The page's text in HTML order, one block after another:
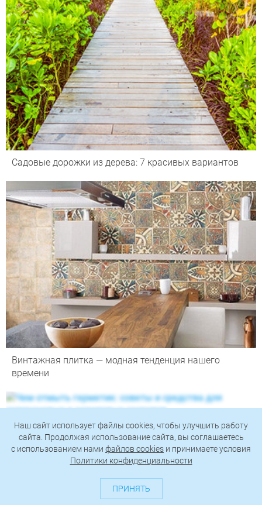
Садовые дорожки из дерева: 7 красивых вариантов
Винтажная плитка — модная тенденция нашего
времени
Чем отмыть герметик: советы и средства для
силиконовых и акриловых составов
Как стирать велюровые вещи в стиральной машине:
Наш сайт использует файлы cookies, чтобы улучшить работу
сайта. Продолжая использование сайта, вы соглашаетесь
c использованием нами файлов cookies и принимаете условия
Политики конфиденциальности
ПРИНЯТЬ